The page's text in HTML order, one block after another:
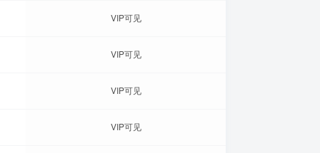
VIP可见
VIP可见
VIP可见
VIP可见